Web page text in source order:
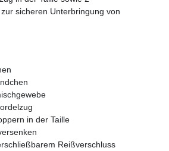
sicheren Unterbringung von
in der Taille
Reißverschluss